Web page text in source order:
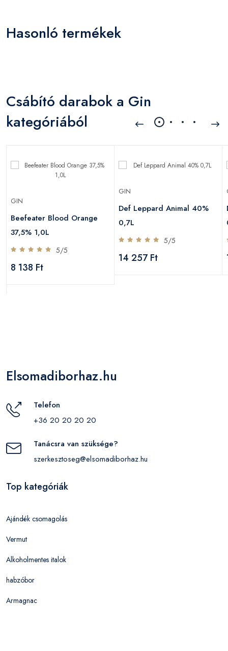
Hasonló termékek
Csábító darabok a Gin
kategóriából
GIN
Beefeater Blood Orange
37,5% 1,0L
5/5
8 138 Ft
GIN
Def Leppard Animal 40%
0,7L
5/5
14 257 Ft
Elsomadiborhaz.hu
Telefon
+36 20 20 20 20
Tanácsra van szüksége?
szerkesztoseg@elsomadiborhaz.hu
Top kategóriák
Ajándék csomagolás
Vermut
Alkoholmentes italok
habzóbor
Armagnac